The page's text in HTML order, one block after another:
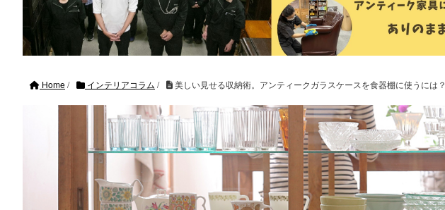
Home/ インテリアコラム / 美しい見せる収納術。アンティークガラスケースを食器棚に使うには？